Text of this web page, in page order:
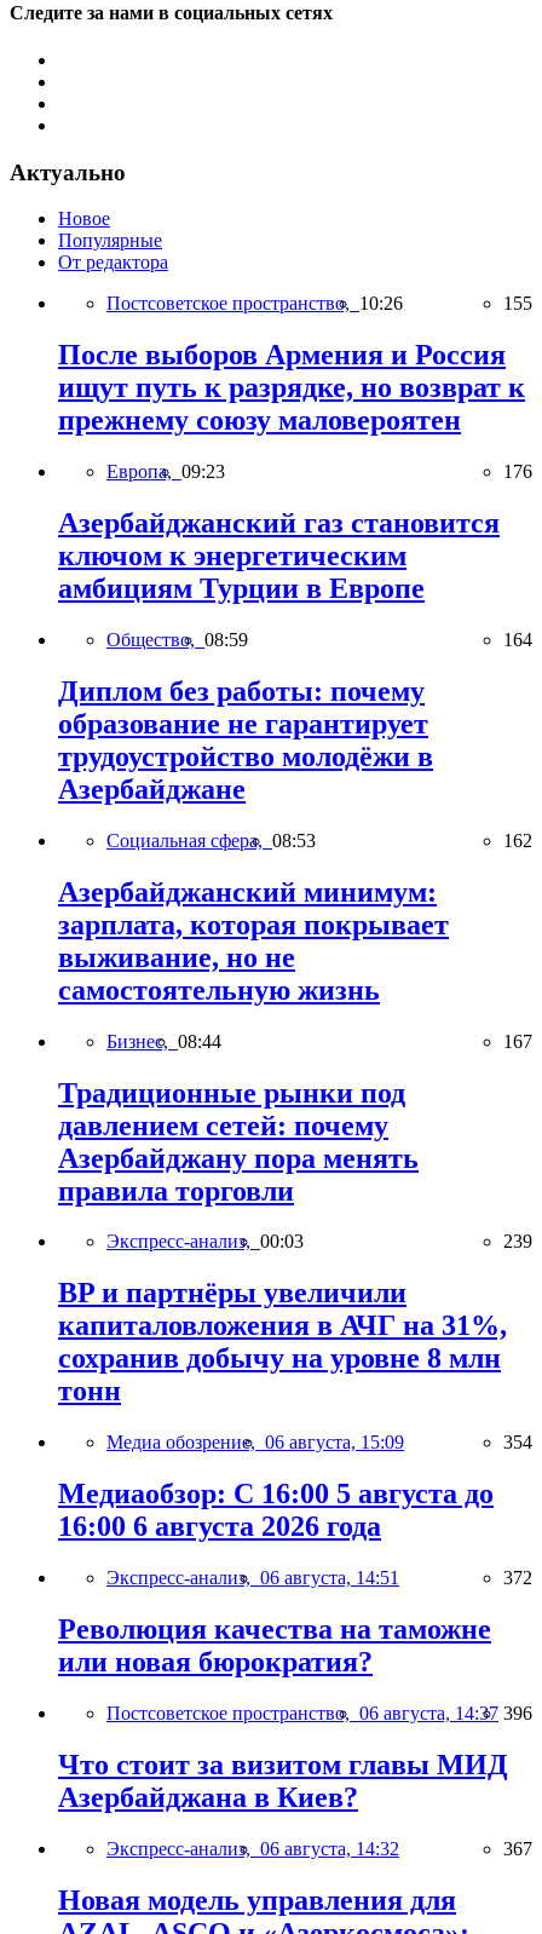
Следите за нами в социальных сетях
Актуально
Новое
Популярные
От редактора
Постсоветское пространство, 10:26 155
После выборов Армения и Россия
ищут путь к разрядке, но возврат к
прежнему союзу маловероятен
Европа, 09:23 176
Азербайджанский газ становится
ключом к энергетическим
амбициям Турции в Европе
Общество, 08:59 164
Диплом без работы: почему
образование не гарантирует
трудоустройство молодёжи в
Азербайджане
Социальная сфера, 08:53 162
Азербайджанский минимум:
зарплата, которая покрывает
выживание, но не
самостоятельную жизнь
Бизнес, 08:44 167
Традиционные рынки под
давлением сетей: почему
Азербайджану пора менять
правила торговли
Экспресс-анализ, 00:03 239
BP и партнёры увеличили
капиталовложения в АЧГ на 31%,
сохранив добычу на уровне 8 млн
тонн
Медиа обозрение, 06 августа, 15:09 354
Медиаобзор: С 16:00 5 августа до
16:00 6 августа 2026 года
Экспресс-анализ, 06 августа, 14:51 372
Революция качества на таможне
или новая бюрократия?
Постсоветское пространство, 06 августа, 14:37 396
Что стоит за визитом главы МИД
Азербайджана в Киев?
Экспресс-анализ, 06 августа, 14:32 367
Новая модель управления для